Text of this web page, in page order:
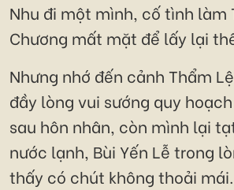
Nhu đi một mình, cố tình làm
Chương mất mặt để lấy lại
Nhưng nhớ đến cảnh Thẩm
đầy lòng vui sướng quy
sau hôn nhân, còn mình lại
nước lạnh, Bùi Yến Lễ trong
thấy có chút không thoải mái.